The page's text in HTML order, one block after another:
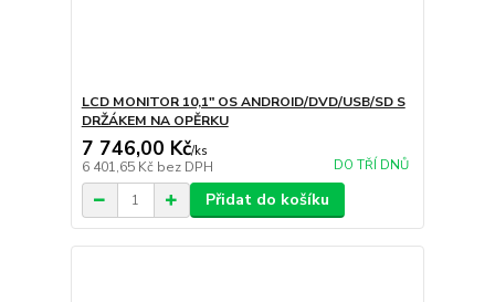
LCD MONITOR 10,1" OS ANDROID/DVD/USB/SD S
DRŽÁKEM NA OPĚRKU
7 746,00 Kč/ks
6 401,65 Kč bez DPH DO TŘÍ DNŮ
Přidat do košíku